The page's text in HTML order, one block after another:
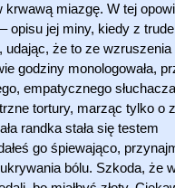
krwawą miazgę. W tej
opisu jej miny, kiedy z
udając, że to ze wzruszenia
godziny monologowała,
empatycznego
tortury, marząc tylko o
randka stała się testem
go śpiewająco,
bólu. Szkoda, że